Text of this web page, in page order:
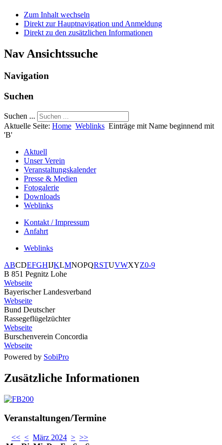
Zum Inhalt wechseln
Direkt zur Hauptnavigation und Anmeldung
Direkt zu den zusätzlichen Informationen
Nav Ansichtssuche
Navigation
Suchen
Suchen ...
Aktuelle Seite: Home Weblinks Einträge mit Name beginnend mit
'B'
Aktuell
Unser Verein
Veranstaltungskalender
Presse & Medien
Fotogalerie
Downloads
Weblinks
Kontakt / Impressum
Anfahrt
Weblinks
ABCDEFGHIJKLMNOPQRSTUVWXYZ0-9
B 851 Pegnitz Lohe
Webseite
Bayerischer Landesverband
Webseite
Bund Deutscher
Rassegeflügelzüchter
Webseite
Burschenverein Concordia
Webseite
Powered by SobiPro
Zusätzliche Informationen
Veranstaltungen/Termine
<< < März 2024 > >>